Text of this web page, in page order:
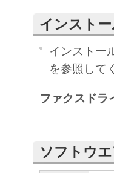
５．輸出
お客様は、
許可等を得
６．サポー
理店および
インスト
インストー
を参照して
ファクスドラ
ソフトウ